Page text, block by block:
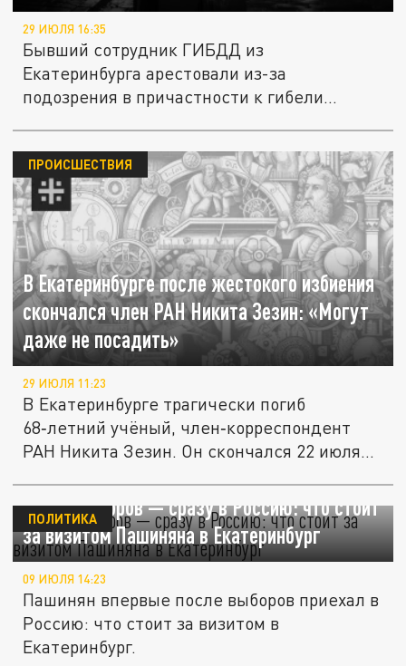
29 ИЮЛЯ 16:35
Бывший сотрудник ГИБДД из
Екатеринбурга арестовали из-за
подозрения в причастности к гибели
В Екатеринбурге после жестокого избиения
скончался член РАН Никита Зезин: «Могут
даже не посадить»
ПРОИСШЕСТВИЯ
29 ИЮЛЯ 11:23
В Екатеринбурге трагически погиб
68‑летний учёный, член‑корреспондент
РАН Никита Зезин. Он скончался 22 июля
После выборов — сразу в Россию: что стоит
за визитом Пашиняна в Екатеринбург
ПОЛИТИКА
09 ИЮЛЯ 14:23
Пашинян впервые после выборов приехал в
Россию: что стоит за визитом в
Екатеринбург.